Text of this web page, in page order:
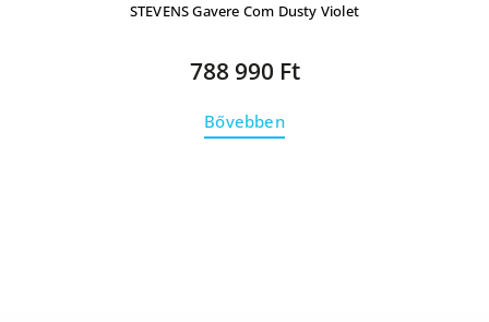
STEVENS Gavere Com Dusty Violet
788 990 Ft
Bővebben